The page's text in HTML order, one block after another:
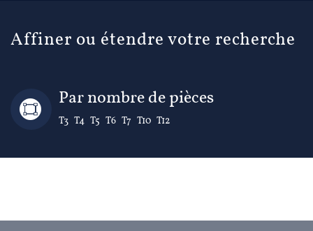
Affiner ou étendre votre recherche
Par nombre de pièces
T3 T4 T5 T6 T7 T10 T12